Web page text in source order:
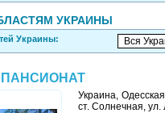
УКРАИНЫ
Украины:
ПАНСИОНАТ
Украина,
ст. Солнечная, ул.